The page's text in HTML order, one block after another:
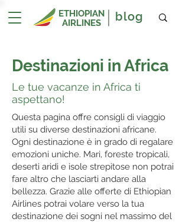
blog
ETHIOPIAN
AIRLINES
Destinazioni in Africa
Le tue vacanze in Africa ti
aspettano!
Questa pagina offre consigli di viaggio
utili su diverse destinazioni africane.
Ogni destinazione è in grado di regalare
emozioni uniche. Mari, foreste tropicali,
deserti aridi e isole strepitose non potrai
fare altro che lasciarti andare alla
bellezza. Grazie alle offerte di Ethiopian
Airlines potrai volare verso la tua
destinazione dei sogni nel massimo del